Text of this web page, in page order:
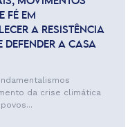
FÉ EM
A RESISTÊNCIA
DEFENDER A CASA
da crise climática